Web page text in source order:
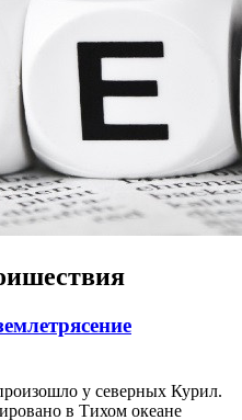
у северных Курил.
в Тихом океане